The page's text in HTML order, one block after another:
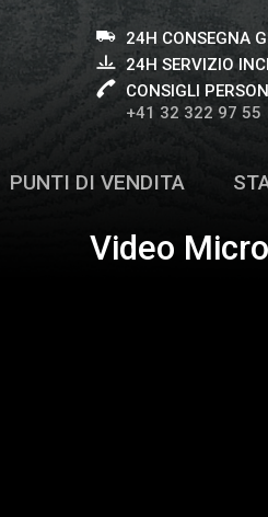
24H CONSEGNA
24H SERVIZIO
CONSIGLI
+41 32 322 97 55
PUNTI DI VENDITA
Video